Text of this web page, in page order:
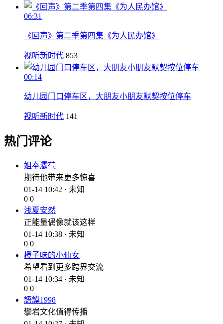
06:31
《回声》第二季第四集《为人民办馆》
视听新时代 853
00:14
幼儿园门口停车区，大朋友小朋友默契按位停车
视听新时代 141
热门评论
姐夲灞芞
期待他带来更多惊喜
01-14 10:42 · 未知
0 0
浅夏安然
正能量偶像就该这样
01-14 10:38 · 未知
0 0
橙子味的小仙女
希望看到更多跨界交流
01-14 10:34 · 未知
0 0
語謨1998
攀岩文化值得传播